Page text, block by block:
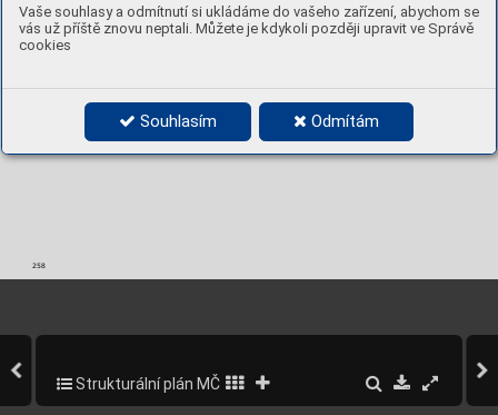
Vaše souhlasy a odmítnutí si ukládáme do vašeho zařízení, abychom se
vás už příště znovu neptali. Můžete je kdykoli později upravit ve Správě
cookies
Souhlasím Odmítám
258
Strukturální plán MČ Praha 5